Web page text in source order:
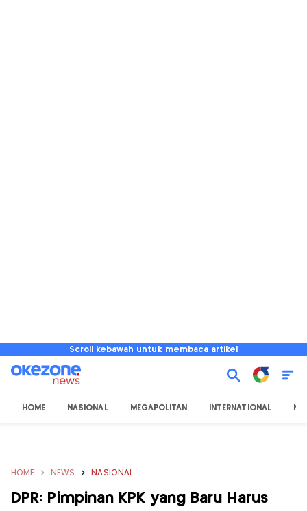
Scroll kebawah untuk membaca artikel
HOME NASIONAL MEGAPOLITAN INTERNATIONAL
HOME NEWS NASIONAL
DPR: Pimpinan KPK yang Baru Harus